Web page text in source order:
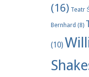
(16) Teatr
Bernhard (8)
(10)